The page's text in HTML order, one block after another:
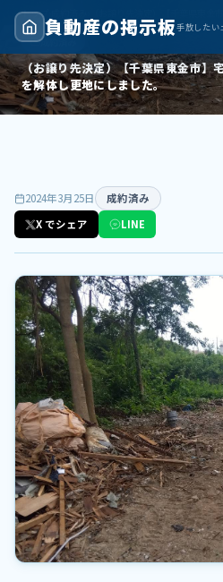
負動産の掲示板手放したい
トップ
成約済み
（お譲り先決定）【千葉県東金市】
を解体し更地にしました。
2024年3月25日
成約済み
X でシェア
LINE